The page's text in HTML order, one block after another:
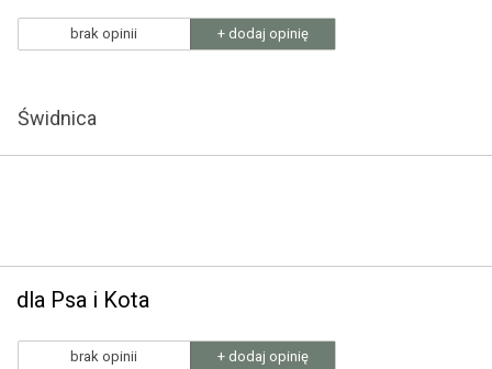
brak opinii + dodaj opinię
Świdnica
dla Psa i Kota
brak opinii + dodaj opinię